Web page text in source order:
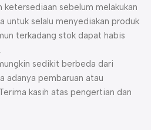
ketersediaan sebelum melakukan
untuk selalu menyediakan produk
terkadang stok dapat habis
sedikit berbeda dari
adanya pembaruan atau
kasih atas pengertian dan